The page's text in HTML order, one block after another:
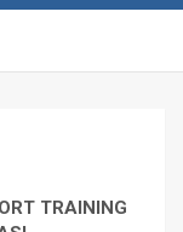
TRAINING